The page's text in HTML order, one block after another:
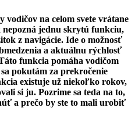
na celom svete vrátane
nepozná jednu skrytú funkciu,
z navigácie. Ide o možnosť
a aktuálnu rýchlosť
funkcia pomáha vodičom
pokutám za prekročenie
existuje už niekoľko rokov,
si ju. Pozrime sa teda na to,
a prečo by ste to mali urobiť